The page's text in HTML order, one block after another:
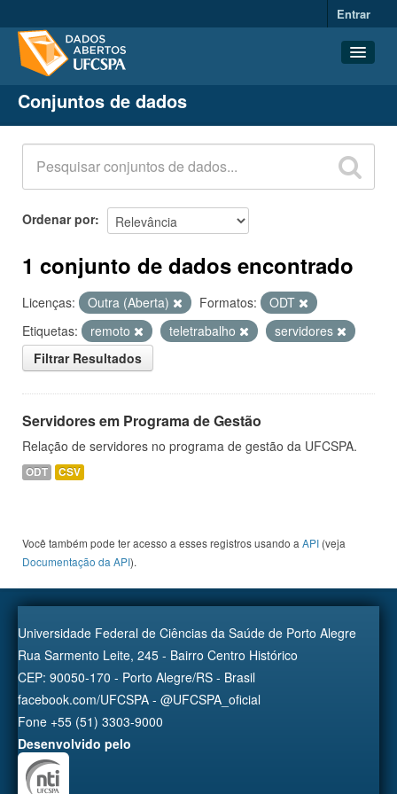
Entrar
Conjuntos de dados
Organizações
Grupos
Sobre
Conjuntos de dados
Ordenar por
1 conjunto de dados encontrado
Licenças: Outra (Aberta) Formatos:
ODT
Etiquetas:
remoto teletrabalho
servidores
Filtrar Resultados
Servidores em Programa de Gestão
Relação de servidores no programa de gestão da UFCSPA.
ODT CSV
Você também pode ter acesso a esses registros usando a API (veja
Documentação da API).
Universidade Federal de Ciências da Saúde de Porto Alegre
Rua Sarmento Leite, 245 - Bairro Centro Histórico
CEP: 90050-170 - Porto Alegre/RS - Brasil
facebook.com/UFCSPA - @UFCSPA_oficial
Fone +55 (51) 3303-9000
Desenvolvido pelo